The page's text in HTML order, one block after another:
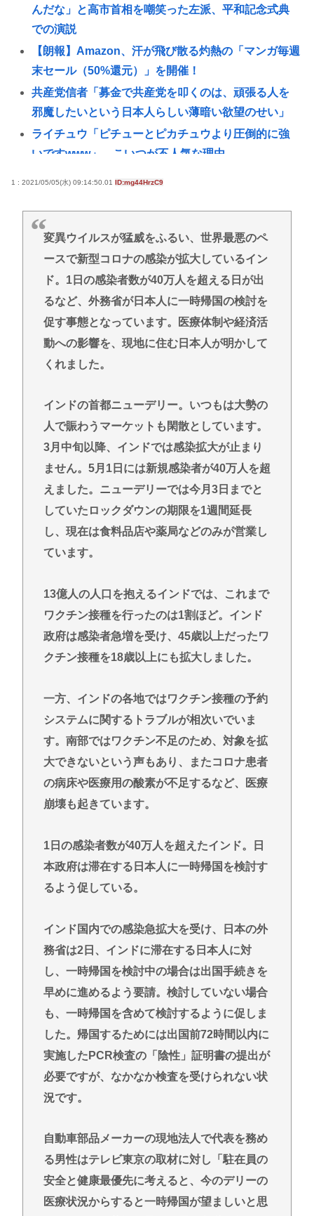
んだな」と高市首相を嘲笑った左派、平和記念式典
での演説
【朗報】Amazon、汗が飛び散る灼熱の「マンガ毎週
末セール（50%還元）」を開催！
共産党信者「募金で共産党を叩くのは、頑張る人を
邪魔したいという日本人らしい薄暗い欲望のせい」
ライチュウ「ピチューとピカチュウより圧倒的に強
いですwww」←こいつが不人気な理由
【速報】ルフィの幹部、懲役20年に決定する←コレ
は妥当か？？？？？？？
菅直人元総理、再評価されるwww
「片親の女だけはやめとけ」という風潮、広まりつ
つある
自衛隊の巨大船「フェリー活用」の狙いとは？地震
発生時に期待される役割を解説
『日本人インフルエンサーみなちゃんが配信中に自
件』
ドン・キホーテ露店「うなぎのかば焼き」で食中毒
男女14人が発熱や腹痛など訴え…サルモネラ属の菌
検出
カズレーザー、車の任意保険を巡り持論「強制しろ
よ！」「保険にも入れないヤツは運転すんなよ」
共産党信者「募金で共産党を叩くのは、頑張る人を
邪魔したいという日本人らしい薄暗い欲望のせい」
Powered by livedoor 相互RSS
1 : 2021/05/05(水) 09:14:50.01 ID:mg44HrzC9
変異ウイルスが猛威をふるい、世界最悪のペ
ースで新型コロナの感染が拡大しているイン
ド。1日の感染者数が40万人を超える日が出
るなど、外務省が日本人に一時帰国の検討を
促す事態となっています。医療体制や経済活
動への影響を、現地に住む日本人が明かして
くれました。
インドの首都ニューデリー。いつもは大勢の
人で賑わうマーケットも閑散としています。
3月中旬以降、インドでは感染拡大が止まり
ません。5月1日には新規感染者が40万人を超
えました。ニューデリーでは今月3日までと
していたロックダウンの期限を1週間延長
し、現在は食料品店や薬局などのみが営業し
ています。
13億人の人口を抱えるインドでは、これまで
ワクチン接種を行ったのは1割ほど。インド
政府は感染者急増を受け、45歳以上だったワ
クチン接種を18歳以上にも拡大しました。
一方、インドの各地ではワクチン接種の予約
システムに関するトラブルが相次いでいま
す。南部ではワクチン不足のため、対象を拡
大できないという声もあり、またコロナ患者
の病床や医療用の酸素が不足するなど、医療
崩壊も起きています。
1日の感染者数が40万人を超えたインド。日
本政府は滞在する日本人に一時帰国を検討す
るよう促している。
インド国内での感染急拡大を受け、日本の外
務省は2日、インドに滞在する日本人に対
し、一時帰国を検討中の場合は出国手続きを
早めに進めるよう要請。検討していない場合
も、一時帰国を含めて検討するように促しま
した。帰国するためには出国前72時間以内に
実施したPCR検査の「陰性」証明書の提出が
必要ですが、なかなか検査を受けられない状
況です。
自動車部品メーカーの現地法人で代表を務め
る男性はテレビ東京の取材に対し「駐在員の
安全と健康最優先に考えると、今のデリーの
医療状況からすると一時帰国が望ましいと思